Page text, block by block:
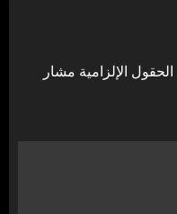
الحقول الإلزامية مشار